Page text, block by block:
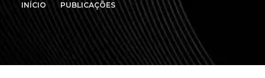
INÍCIO PUBLICAÇÕES